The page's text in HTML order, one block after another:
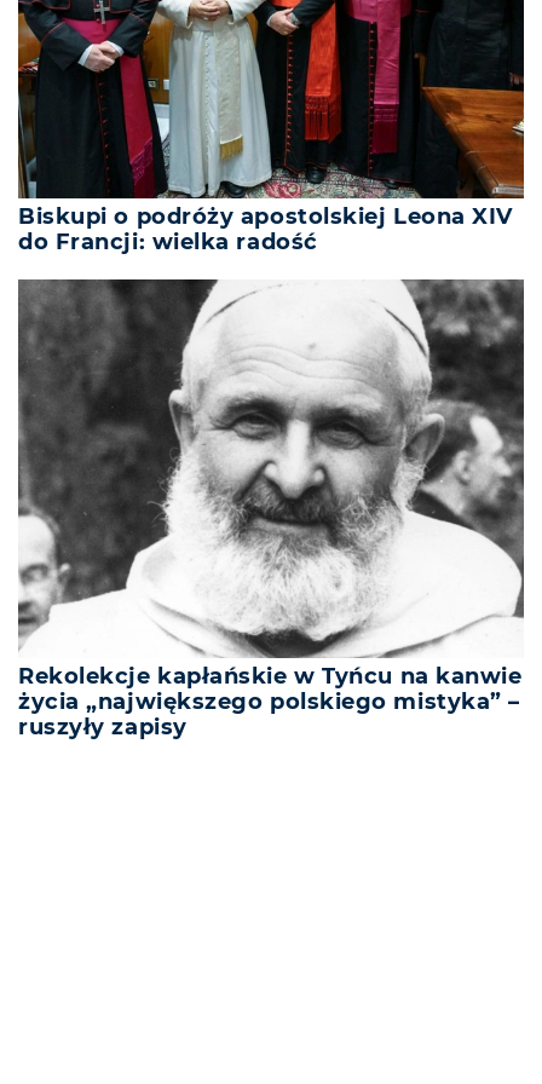
Biskupi o podróży apostolskiej Leona XIV
do Francji: wielka radość
Rekolekcje kapłańskie w Tyńcu na kanwie
życia „największego polskiego mistyka” –
ruszyły zapisy